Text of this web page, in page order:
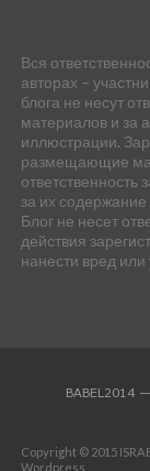
Вся
авторах –
блога не несут
материалов и за
иллюстрации.
размещающие
ответственность
за их содержание
Блог не несет
действия
нанести вред
Copyright © 2015
Wordpress.